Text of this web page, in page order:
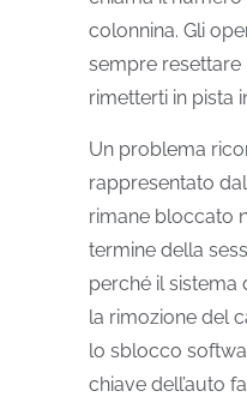
colonnina. Gli
sempre
rimetterti in pista
Un problema
rappresentato
rimane bloccato
termine della
perché il sistema
la rimozione del
lo sblocco
chiave dell’auto